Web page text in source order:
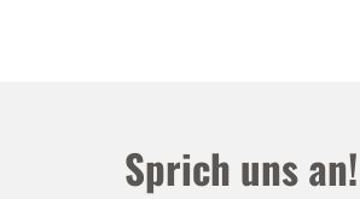
Sprich uns an!